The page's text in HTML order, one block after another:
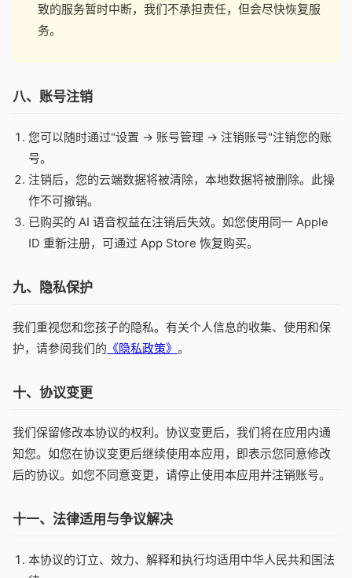
致的服务暂时中断，我们不承担责任，但会尽快恢复服
务。
八、账号注销
您可以随时通过"设置 → 账号管理 → 注销账号"注销您的账
号。
注销后，您的云端数据将被清除，本地数据将被删除。此操
作不可撤销。
已购买的 AI 语音权益在注销后失效。如您使用同一 Apple
ID 重新注册，可通过 App Store 恢复购买。
九、隐私保护
我们重视您和您孩子的隐私。有关个人信息的收集、使用和保
护，请参阅我们的 《隐私政策》 。
十、协议变更
我们保留修改本协议的权利。协议变更后，我们将在应用内通
知您。如您在协议变更后继续使用本应用，即表示您同意修改
后的协议。如您不同意变更，请停止使用本应用并注销账号。
十一、法律适用与争议解决
本协议的订立、效力、解释和执行均适用中华人民共和国法